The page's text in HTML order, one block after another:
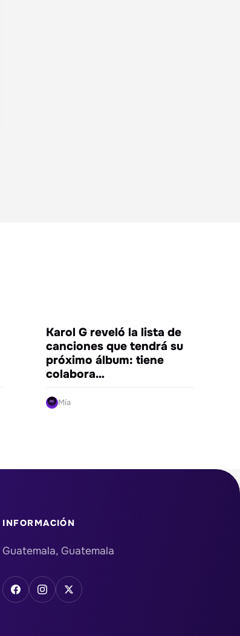
ENTRETENIMIENTO
Karol G reveló la lista de
canciones que tendrá su
próximo álbum: tiene
colabora…
Mía
INFORMACIÓN
Guatemala, Guatemala